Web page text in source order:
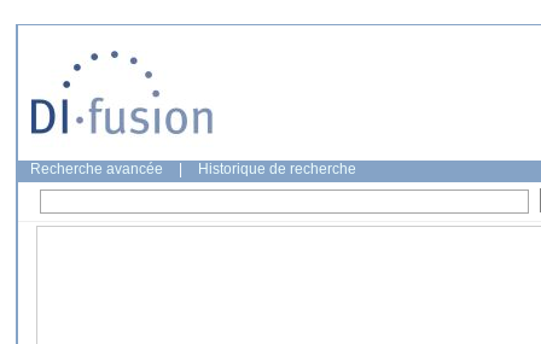
Recherche avancée Historique de recherche